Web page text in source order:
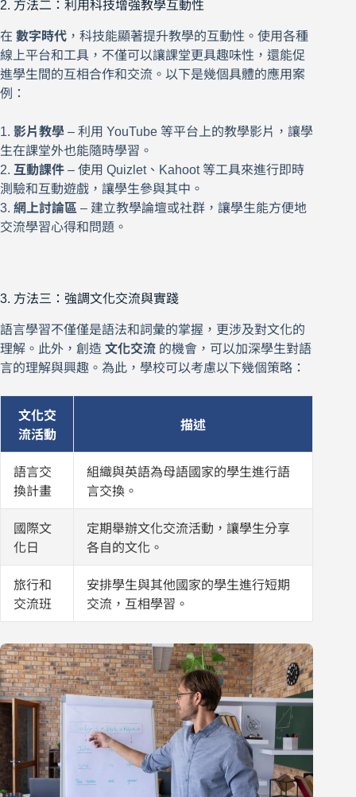
2. 方法二：利用科技增強教學互動性
在 數字時代 ，科技能顯著提升教學的互動性。使用各種
線上平台和工具，不僅可以讓課堂更具趣味性，還能促
進學生間的互相合作和交流。以下是幾個具體的應用案
例：
1. 影片教學 – 利用 YouTube 等平台上的教學影片，讓學
生在課堂外也能隨時學習。
2. 互動課件 – 使用 Quizlet、Kahoot 等工具來進行即時
測驗和互動遊戲，讓學生參與其中。
3. 網上討論區 – 建立教學論壇或社群，讓學生能方便地
交流學習心得和問題。
3. 方法三：強調文化交流與實踐
語言學習不僅僅是語法和詞彙的掌握，更涉及對文化的
理解。此外，創造 文化交流 的機會，可以加深學生對語
言的理解與興趣。為此，學校可以考慮以下幾個策略：
文化交
流活動
描述
語言交
換計畫
組織與英語為母語國家的學生進行語
言交換。
國際文
化日
定期舉辦文化交流活動，讓學生分享
各自的文化。
旅行和
交流班
安排學生與其他國家的學生進行短期
交流，互相學習。